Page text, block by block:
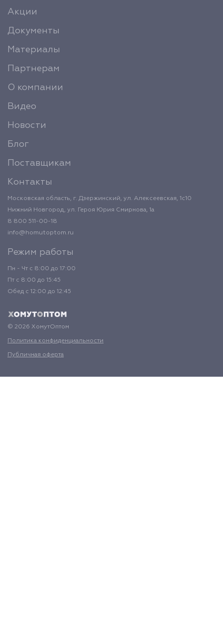
Акции
Документы
Материалы
Партнерам
О компании
Видео
Новости
Блог
Поставщикам
Контакты
Московская область, г. Дзержинский, ул. Алексеевская, 1с10
Нижний Новгород, ул. Героя Юрия Смирнова, 1а
8 800 511-00-18
info@homutoptom.ru
Режим работы
Пн - Чт с 8:00 до 17:00
Пт с 8:00 до 15:45
Обед с 12:00 до 12:45
© 2026 ХомутОптом
Политика конфиденциальности
Публичная оферта